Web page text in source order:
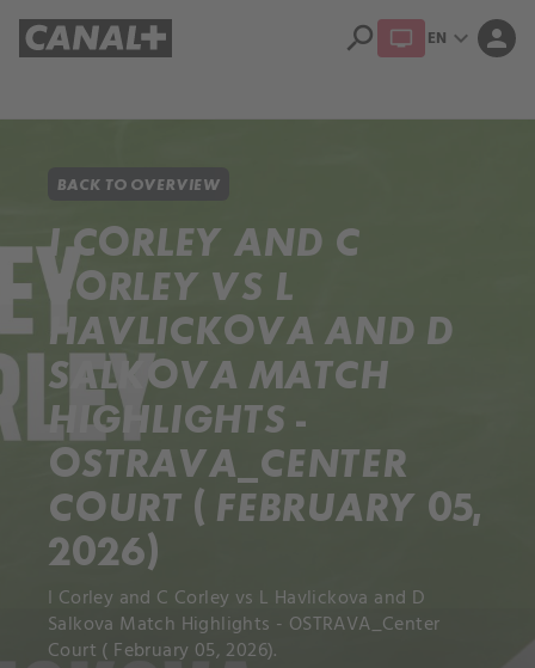
search EN expand_more person
BACK TO OVERVIEW
I CORLEY AND C
CORLEY VS L
HAVLICKOVA AND D
SALKOVA MATCH
HIGHLIGHTS -
OSTRAVA_CENTER
COURT ( FEBRUARY 05,
2026)
I Corley and C Corley vs L Havlickova and D
Salkova Match Highlights - OSTRAVA_Center
Court ( February 05, 2026).